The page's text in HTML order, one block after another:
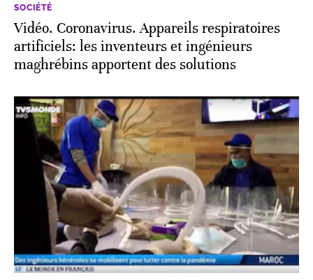
SOCIÉTÉ
Vidéo. Coronavirus. Appareils respiratoires
artificiels: les inventeurs et ingénieurs
maghrébins apportent des solutions